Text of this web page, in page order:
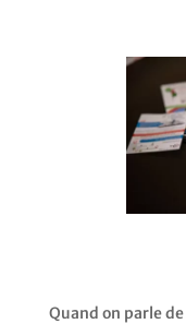
Quand on parle de